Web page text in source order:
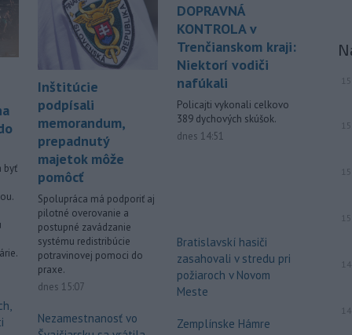
rieky ho našli rybári so známkami
podvýživy. Ide o jedinca z približne
200 hrochov, ktoré sa v krajine
rozmnožili po tom, ako niekoľko
zvierat do Kolumbie priniesol Pablo
byť
Inštitúcie
podpísali
memorandum,
prepadnutý
majetok môže
pomôcť
Spolupráca má podporiť aj
pilotné overovanie a
postupné zavádzanie
systému redistribúcie
potravinovej pomoci do
praxe.
dnes 15:07
Nezamestnanosť vo
DOPRAVNÁ
KONTROLA v
Trenčianskom kraji:
Niektorí vodiči
nafúkali
Policajti vykonali celkovo
389 dychových skúšok.
dnes 14:51
Bratislavskí hasiči
zasahovali v stredu pri
požiaroch v Novom
Meste
Zemplínske Hámre